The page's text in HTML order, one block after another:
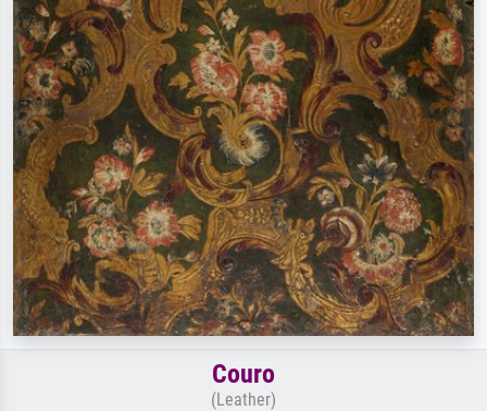
Couro
(Leather)